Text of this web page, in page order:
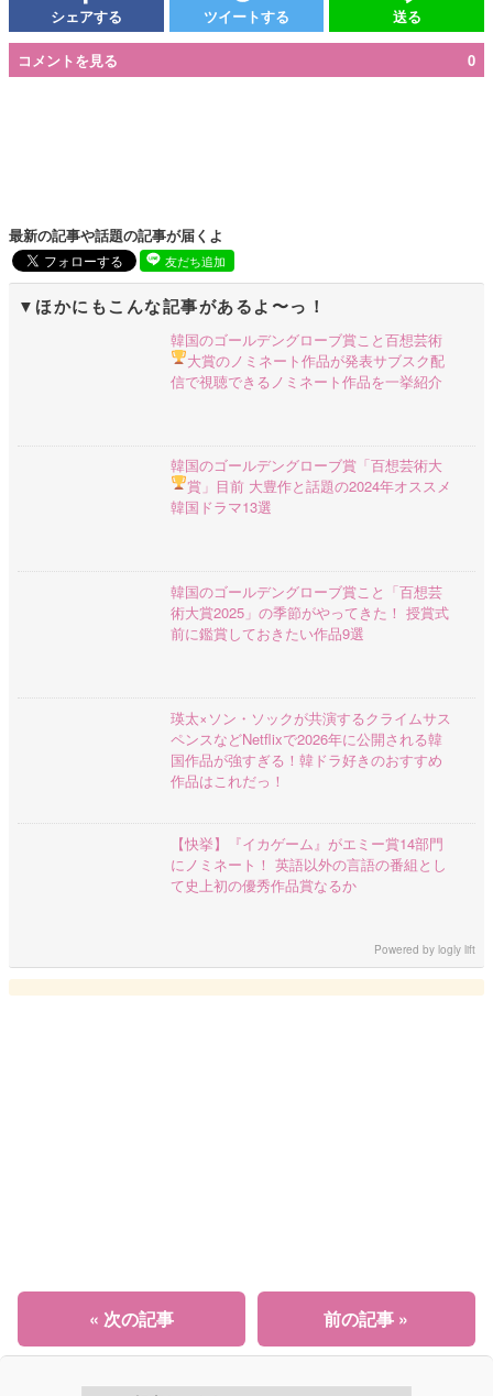
シェアする ツイートする 送る
コメントを見る 0
最新の記事や話題の記事が届くよ
友だち追加
ほかにもこんな記事があるよ〜っ！
韓国のゴールデングローブ賞こと百想芸術
大賞のノミネート作品が発表サブスク配
信で視聴できるノミネート作品を一挙紹介
韓国のゴールデングローブ賞「百想芸術大
賞」目前大豊作と話題の2024年オススメ
韓国ドラマ13選
韓国のゴールデングローブ賞こと「百想芸
術大賞2025」の季節がやってきた！ 授賞式
前に鑑賞しておきたい作品9選
瑛太×ソン・ソックが共演するクライムサス
ペンスなどNetflixで2026年に公開される韓
国作品が強すぎる！韓ドラ好きのおすすめ
作品はこれだっ！
【快挙】『イカゲーム』がエミー賞14部門
にノミネート！ 英語以外の言語の番組とし
て史上初の優秀作品賞なるか
Powered bylogly lift
前の記事 »
« 次の記事